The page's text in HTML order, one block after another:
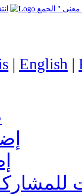
| English |